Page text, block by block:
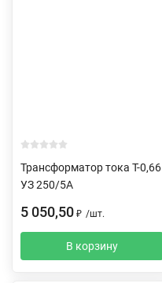
Трансформатор тока Т-0,66
УЗ 250/5А
5 050,50 ₽ /шт.
В корзину